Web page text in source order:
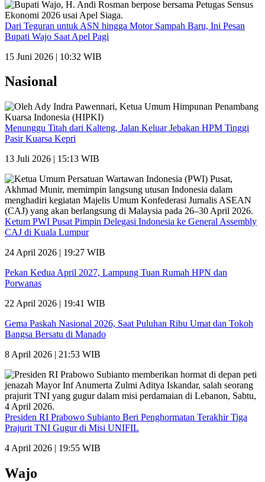
Dari Teguran untuk ASN hingga Motor Sampah Baru, Ini Pesan
Bupati Wajo Saat Apel Pagi
15 Juni 2026 | 10:32 WIB
Nasional
Menunggu Titah dari Kalteng, Jalan Keluar Jebakan HPM Tinggi
Pasir Kuarsa Kepri
13 Juli 2026 | 15:13 WIB
Ketum PWI Pusat Pimpin Delegasi Indonesia ke General Assembly
CAJ di Kuala Lumpur
24 April 2026 | 19:27 WIB
Pekan Kedua April 2027, Lampung Tuan Rumah HPN dan
Porwanas
22 April 2026 | 19:41 WIB
Gema Paskah Nasional 2026, Saat Puluhan Ribu Umat dan Tokoh
Bangsa Bersatu di Manado
8 April 2026 | 21:53 WIB
Presiden RI Prabowo Subianto Beri Penghormatan Terakhir Tiga
Prajurit TNI Gugur di Misi UNIFIL
4 April 2026 | 19:55 WIB
Wajo